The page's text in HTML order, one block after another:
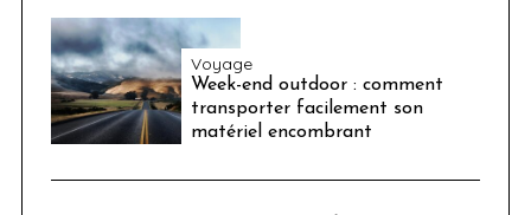
Voyage
Week-end outdoor : comment
transporter facilement son
matériel encombrant